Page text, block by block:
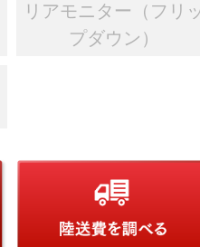
リアモニター（フリ
プダウン）